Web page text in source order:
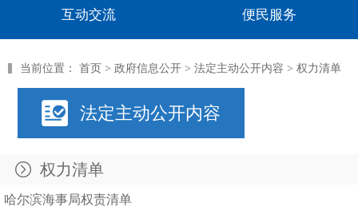
互动交流 便民服务
当前位置： 首页 > 政府信息公开 > 法定主动公开内容 > 权力清单
法定主动公开内容
权力清单
哈尔滨海事局权责清单